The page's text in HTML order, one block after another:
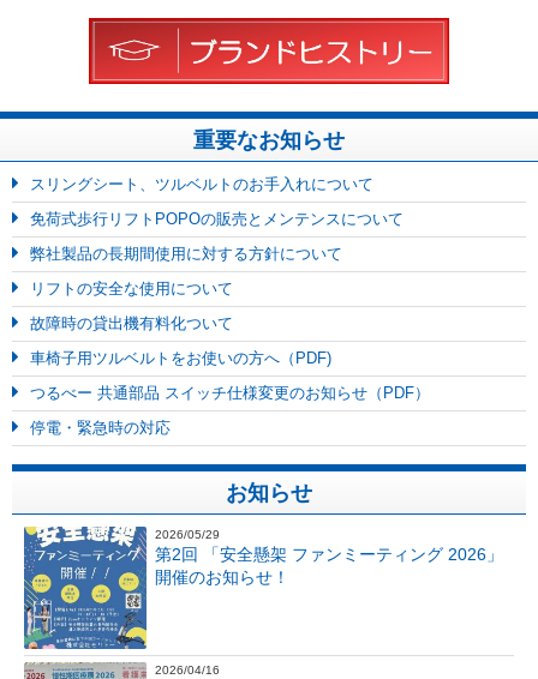
重要なお知らせ
スリングシート、ツルベルトのお手入れについて
免荷式歩行リフトPOPOの販売とメンテンスについて
弊社製品の長期間使用に対する方針について
リフトの安全な使用について
故障時の貸出機有料化ついて
車椅子用ツルベルトをお使いの方へ（PDF)
つるべー 共通部品 スイッチ仕様変更のお知らせ（PDF）
停電・緊急時の対応
お知らせ
2026/05/29
第2回 「安全懸架 ファンミーティング 2026」
開催のお知らせ！
2026/04/16